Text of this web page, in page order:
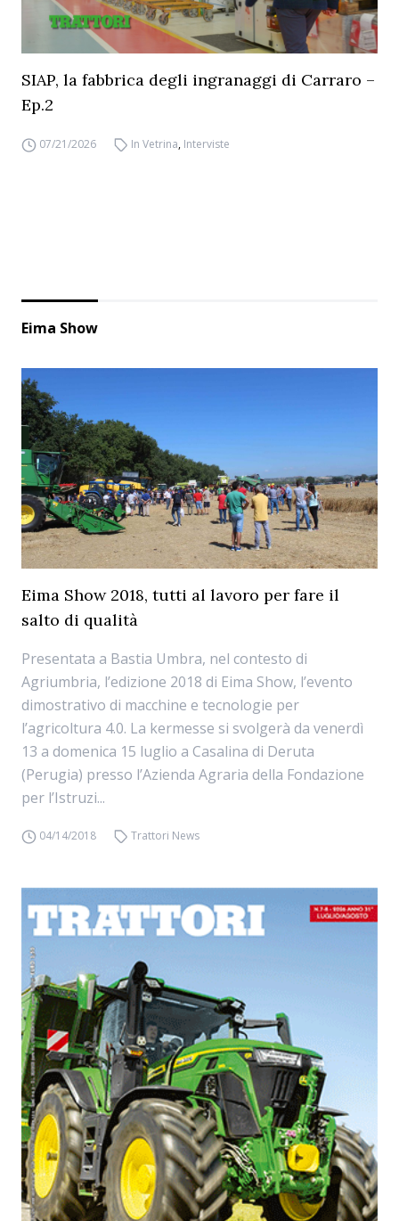
SIAP, la fabbrica degli ingranaggi di Carraro –
Ep.2
07/21/2026 In Vetrina, Interviste
Eima Show
Eima Show 2018, tutti al lavoro per fare il
salto di qualità
Presentata a Bastia Umbra, nel contesto di
Agriumbria, l’edizione 2018 di Eima Show, l’evento
dimostrativo di macchine e tecnologie per
l’agricoltura 4.0. La kermesse si svolgerà da venerdì
13 a domenica 15 luglio a Casalina di Deruta
(Perugia) presso l’Azienda Agraria della Fondazione
per l’Istruzi...
04/14/2018 Trattori News